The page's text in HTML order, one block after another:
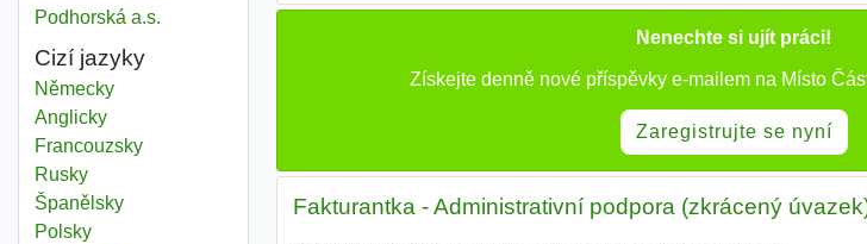
Podhorská a.s.
Cizí jazyky
Německy
Anglicky
Francouzsky
Rusky
Španělsky
Polsky
Nenechte si ujít práci!
Získejte denně nové příspěvky e-mailem na Místo
Zaregistrujte se nyní
Fakturantka - Administrativní podpora (zkrácený